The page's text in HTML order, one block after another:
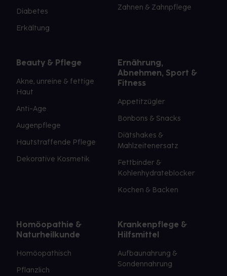
Diabetes
Erkältung
Zahnen & Zahnpflege
Beauty & Pflege
Akne, unreine & fettige
Haut
Anti-Age
Augenpflege
Hautstraffende Pflege
Dekorative Kosmetik
Ernährung,
Abnehmen, Sport &
Fitness
Appetitzügler
Bonbons & Snacks
Diätshakes &
Mahlzeitenersatz
Fettbinder &
Kohlenhydrateblocker
Kochen & Backen
Homöopathie &
Naturheilkunde
Homöopathisch
Pflanzlich
Krankenpflege &
Hilfsmittel
Aufbaunahrung &
Sondennahrung